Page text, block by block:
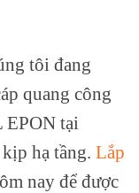
tôi đang
quang công
EPON tại
hạ tầng. Lắp
nay để được